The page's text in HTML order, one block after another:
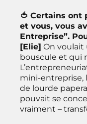
🍅 Certains
et vous, vous
Entreprise”.
[Elie] On voulait
bouscule et qui
mini-entreprise,
de lourde
pouvait se
vraiment –